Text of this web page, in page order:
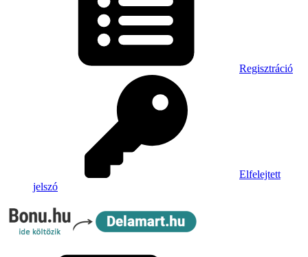
Regisztráció
Elfelejtett
jelszó